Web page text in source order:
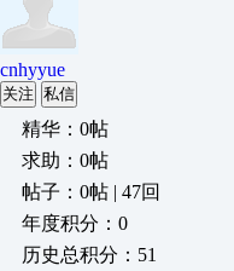
cnhyyue
关注 私信
精华：0帖
求助：0帖
帖子：0帖 | 47回
年度积分：0
历史总积分：51